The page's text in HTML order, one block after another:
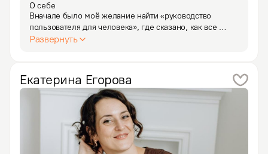
О себе
Вначале было моё желание найти «руководство
пользователя для человека», где сказано, как все
устроено, и как исправлять неисправности: выключить
Развернуть
Екатерина Егорова